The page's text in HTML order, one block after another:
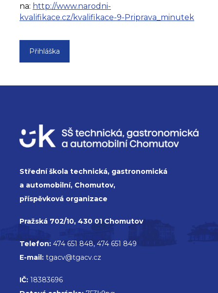
na: http://www.narodni-
kvalifikace.cz/kvalifikace-9-Priprava_minutek
Přihláška
Střední škola technická, gastronomická
a automobilní, Chomutov,
příspěvková organizace
Pražská 702/10, 430 01 Chomutov
Telefon: 474 651 848, 474 651 849
E-mail: tgacv@tgacv.cz
IČ: 18383696